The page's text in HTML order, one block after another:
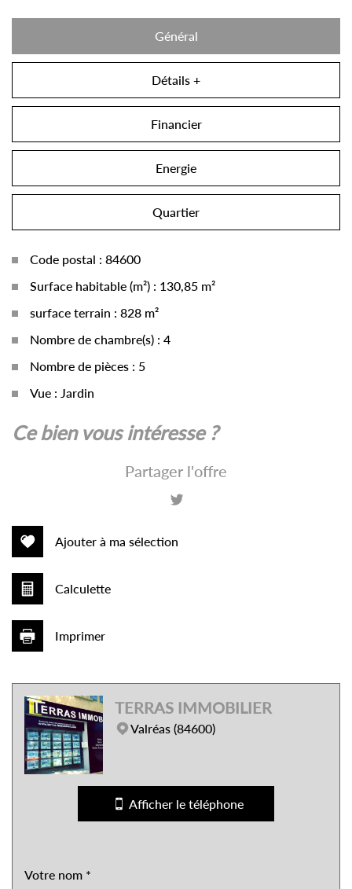
Général
Détails +
Financier
Energie
Quartier
Code postal : 84600
Surface habitable (m²) : 130,85 m²
surface terrain : 828 m²
Nombre de chambre(s) : 4
Nombre de pièces : 5
Vue : Jardin
la ville de grillon (84600)
École maternelle
École primaire
Bureau de poste
ce bien vous intéresse ?
Partager l'offre
Ajouter à ma sélection
Calculette
Imprimer
TERRAS IMMOBILIER
Valréas (84600)
Afficher le téléphone